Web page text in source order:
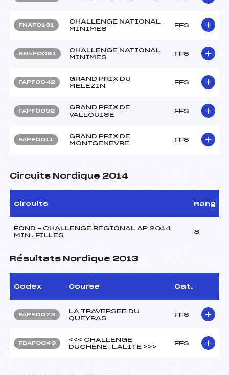
FNAF0131
CHALLENGE NATIONAL
MINIMES
FFS
BNAF0061
CHALLENGE NATIONAL
MINIMES
FFS
FAPF0042
GRAND PRIX DU
MELEZIN
FFS
FAPF0032
GRAND PRIX DE
VALLOUISE
FFS
FAPF0011
GRAND PRIX DE
MONTGENEVRE
FFS
Circuits Nordique 2014
Circuits Rang
FOND – CHALLENGE REGIONAL AP 2014
MIN . FILLES
8
Résultats Nordique 2013
Codex Course Cat.
FAPF0072
LA TRAVERSEE DU
QUEYRAS
FFS
FDAF0043
<<< CHALLENGE
DUCHENE-LALITE >>>
FFS